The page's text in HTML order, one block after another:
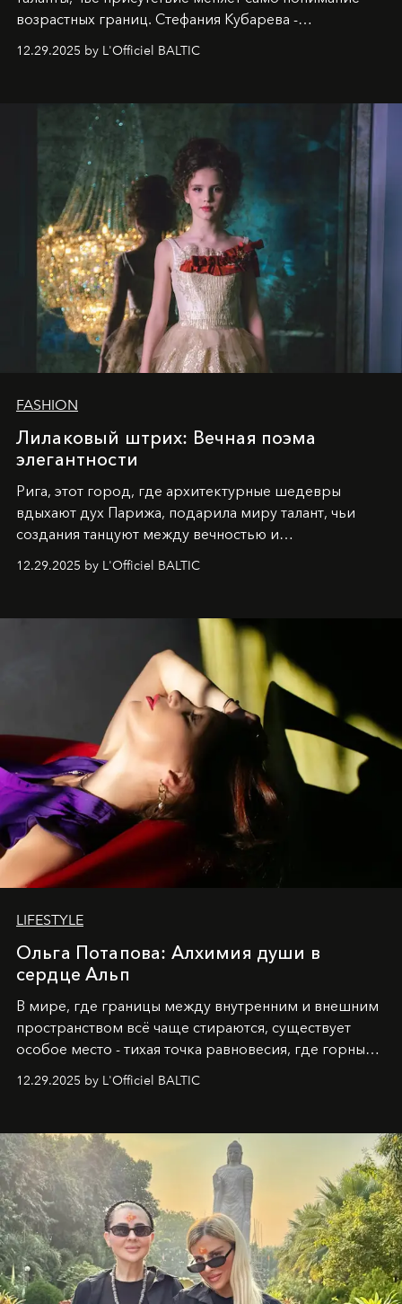
возрастных границ. Стефания Кубарева -
харизмы, чье имя уже украшает обложки
2025
и LUXIA June 2025, представляет собой
уникальное явление современной культуры.
12.29.2025 by L'Officiel BALTIC
FASHION
Лилаковый штрих: Вечная поэма
элегантности
Рига, этот город, где архитектурные шедевры
вдыхают дух Парижа, подарила миру талант, чьи
создания танцуют между вечностью и
12.29.2025 by L'Officiel BALTIC
LIFESTYLE
Ольга Потапова: Алхимия души в
сердце Альп
В мире, где границы между внутренним и внешним
пространством всё чаще стираются, существует
особое место - тихая точка равновесия, где горные
глубинами человеческой души. Здесь, на стыке
Ольга Потапова - женщина, чей путь от поиска
истины превратился в искусство превращения
человеческих кризисов в возможности для
возрождения.
12.29.2025 by L'Officiel BALTIC